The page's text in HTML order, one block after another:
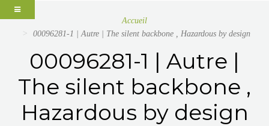
Accueil
00096281-1 | Autre | The silent backbone , Hazardous by design
00096281-1 | Autre |
The silent backbone ,
Hazardous by design